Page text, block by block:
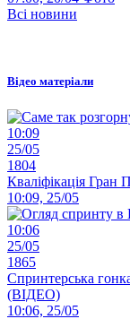
Всі новини
Відео матеріали
10:09
25/05
1804
Кваліфікація
10:09, 25/05
10:06
25/05
1865
Спринтерська
(ВІДЕО)
10:06, 25/05